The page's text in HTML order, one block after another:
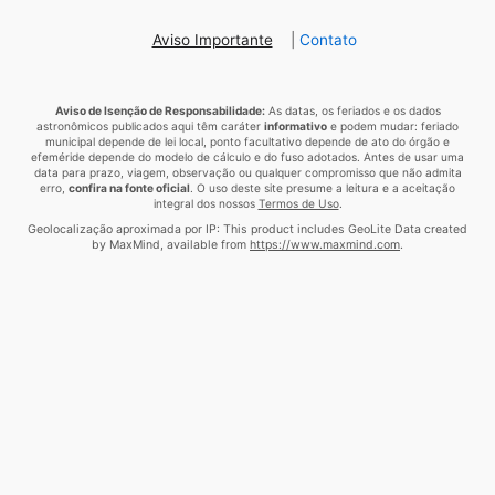
Aviso Importante Contato
Aviso de Isenção de Responsabilidade:As datas, os feriados e os dados
astronômicos publicados aqui têm caráter informativo e podem mudar: feriado
municipal depende de lei local, ponto facultativo depende de ato do órgão e
efeméride depende do modelo de cálculo e do fuso adotados. Antes de usar uma
data para prazo, viagem, observação ou qualquer compromisso que não admita
erro, confira na fonte oficial . O uso deste site presume a leitura e a aceitação
integral dos nossos Termos de Uso.
Geolocalização aproximada por IP: This product includes GeoLite Data created
by MaxMind, available from https://www.maxmind.com.